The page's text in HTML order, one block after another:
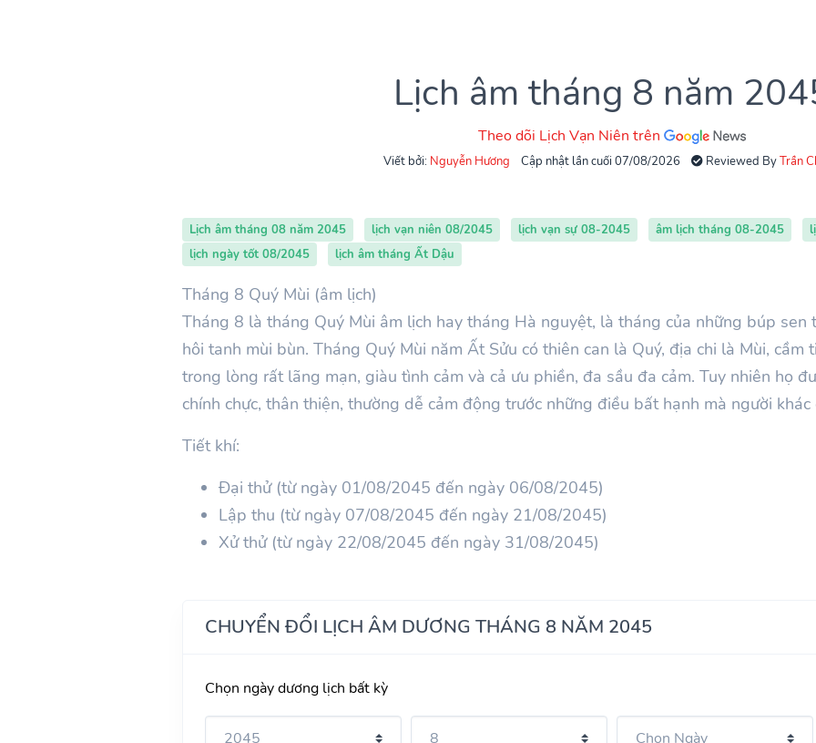
Lịch âm tháng 8 năm
Theo dõi Lịch Vạn Niên trên
Viết bởi: Nguyễn Hương Cập nhật lần cuối 07/08/2026 Reviewed ByTrần
Lịch âm tháng 08 năm 2045 lịch vạn niên 08/2045 lịch vạn sự 08-2045 âm lịch tháng 08-2045
lịch ngày tốt 08/2045
lịch âm tháng Ất Dậu
Tháng 8 Quý Mùi (âm lịch)
Tháng 8 là tháng Quý Mùi âm lịch hay tháng Hà nguyệt, là tháng của những búp sen
hôi tanh mùi bùn. Tháng Quý Mùi năm Ất Sửu có thiên can là Quý, địa chi là Mùi, cầm
trong lòng rất lãng mạn, giàu tình cảm và cả ưu phiền, đa sầu đa cảm. Tuy nhiên họ
chính chực, thân thiện, thường dễ cảm động trước những điều bất hạnh mà người
Tiết khí:
Đại thử (từ ngày 01/08/2045 đến ngày 06/08/2045)
Lập thu (từ ngày 07/08/2045 đến ngày 21/08/2045)
Xử thử (từ ngày 22/08/2045 đến ngày 31/08/2045)
CHUYỂN ĐỔI LỊCH ÂM DƯƠNG THÁNG 8 NĂM 2045
Chọn ngày dương lịch bất kỳ